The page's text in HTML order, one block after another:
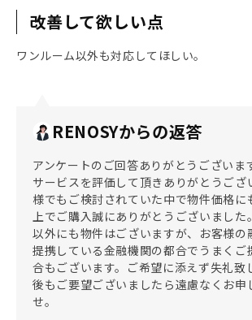
改善して欲しい点
ワンルーム以外も対応してほしい。
RENOSYからの返答
アンケートのご回答ありがとうございま
サービスを評価して頂きありがとうござ
様でもご検討されていた中で物件価格に
上でご購入誠にありがとうございました
以外にも物件はございますが、お客様の
提携している金融機関の都合でうまくご
合もございます。ご希望に添えず失礼致
後もご要望ございましたら遠慮なくお申
せ。